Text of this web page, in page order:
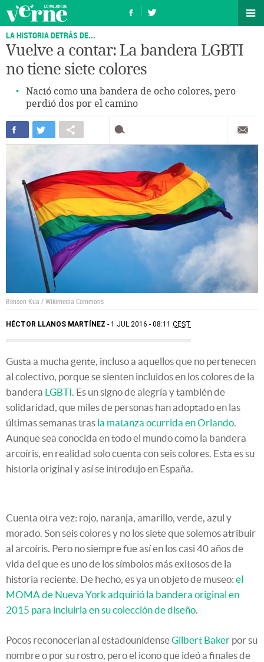
LA HISTORIA DETRÁS DE...
Vuelve a contar: La bandera LGBTI
no tiene siete colores
Nació como una bandera de ocho colores, pero
perdió dos por el camino
Benson Kua / Wikimedia Commons
HÉCTOR LLANOS MARTÍNEZ 1 JUL 2016 - 08:11 CEST
Gusta a mucha gente, incluso a aquellos que no pertenecen
al colectivo, porque se sienten incluidos en los colores de la
bandera LGBTI. Es un signo de alegría y también de
solidaridad, que miles de personas han adoptado en las
últimas semanas tras la matanza ocurrida en Orlando.
Aunque sea conocida en todo el mundo como la bandera
arcoíris, en realidad solo cuenta con seis colores. Esta es su
historia original y así se introdujo en España.
Cuenta otra vez: rojo, naranja, amarillo, verde, azul y
morado. Son seis colores y no los siete que solemos atribuir
al arcoíris. Pero no siempre fue así en los casi 40 años de
vida del que es uno de los símbolos más exitosos de la
historia reciente. De hecho, es ya un objeto de museo: el
MOMA de Nueva York adquirió la bandera original en
2015 para incluirla en su colección de diseño.
Pocos reconocerían al estadounidenseGilbert Baker por su
nombre o por su rostro, pero el icono que ideó a finales de